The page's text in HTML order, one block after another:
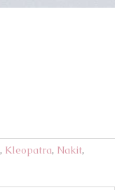
, Kleopatra, Nakit,